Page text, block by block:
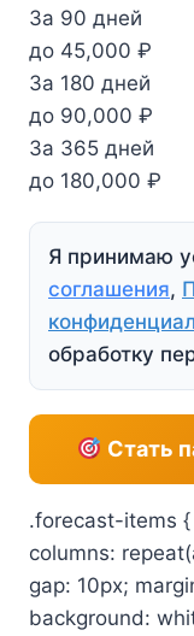
За 90 дней
до 45,000 ₽
За 180 дней
до 90,000 ₽
За 365 дней
до 180,000 ₽
Я принимаю
соглашения,
обработку
Стать
.forecast-items
columns:
gap: 10px;
background: